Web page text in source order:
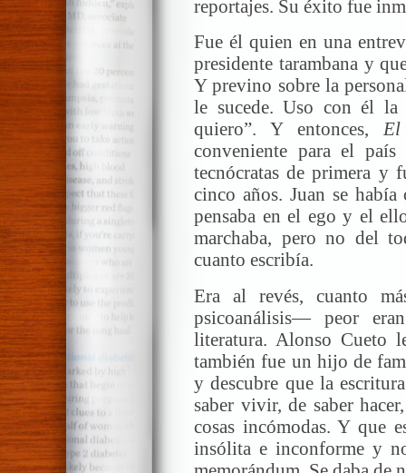
reportajes. Su éxito fue
Fue él quien en una
presidente tarambana y
Y previno sobre la
le sucede. Uso con él la
quiero”. Y entonces,
conveniente para el
tecnócratas de primera y
cinco años. Juan se
pensaba en el ego y el
marchaba, pero no del
cuanto escribía.
Era al revés, cuanto
psicoanálisis— peor
literatura. Alonso Cueto
también fue un hijo de
y descubre que la
saber vivir, de saber
cosas incómodas. Y que
insólita e inconforme y